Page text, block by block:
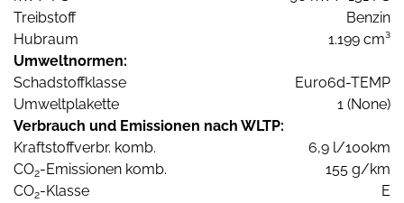
Treibstoff
Benzin
Hubraum
1.199 cm³
Umweltnormen:
Schadstoffklasse
Euro6d-TEMP
Umweltplakette
1 (None)
Verbrauch und Emissionen nach WLTP:
Kraftstoffverbr. komb.
6,9 l/100km
CO2-Emissionen komb.
155 g/km
CO2-Klasse E